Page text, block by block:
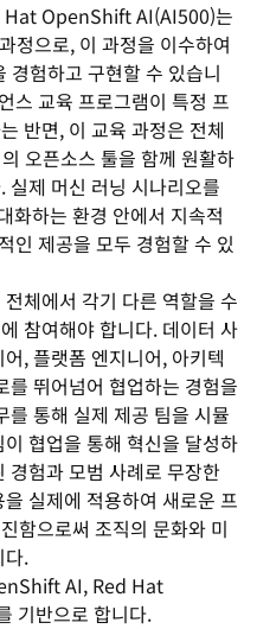
OpenShift AI(AI500)는
정으로, 이 과정을 이수하여
경험하고 구현할 수 있습니
스 교육 프로그램이 특정 프
반면, 이 교육 과정은 전체
오픈소스 툴을 함께 원활하
실제 머신 러닝 시나리오를
화하는 환경 안에서 지속적
인 제공을 모두 경험할 수 있
체에서 각기 다른 역할을 수
참여해야 합니다. 데이터 사
, 플랫폼 엔지니어, 아키텍
를 뛰어넘어 협업하는 경험을
를 통해 실제 제공 팀을 시뮬
협업을 통해 혁신을 달성하
경험과 모범 사례로 무장한
실제에 적용하여 새로운 프
함으로써 조직의 문화와 미
다.
AI, Red Hat
기반으로 합니다.